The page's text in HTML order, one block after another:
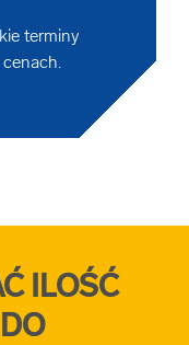
terminy
cenach.
ILOŚĆ